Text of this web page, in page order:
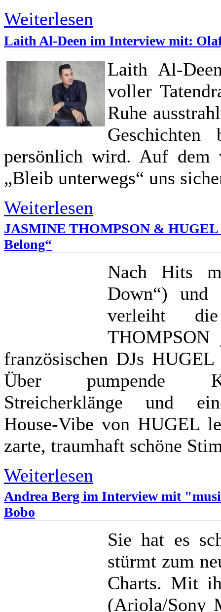
Weiterlesen
Laith Al-Deen im Interview mit:
Laith Al-
voller
Ruhe
persönlich wird. Auf dem
„Bleib unterwegs“ uns
Weiterlesen
JASMINE THOMPSON & HUGEL
Belong“
Nach Hits
Down“) und
verleiht
französischen DJs
Über pumpende
Streicherklänge und
House-Vibe von HUGEL
zarte, traumhaft schöne
Weiterlesen
Andrea Berg im Interview mit
Bobo
Sie hat es
stürmt zum
Charts. Mit
(Ariola/Sony